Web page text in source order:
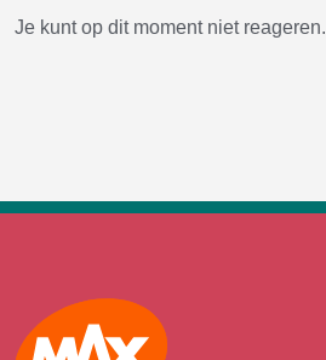
Je kunt op dit moment niet reageren.
Max